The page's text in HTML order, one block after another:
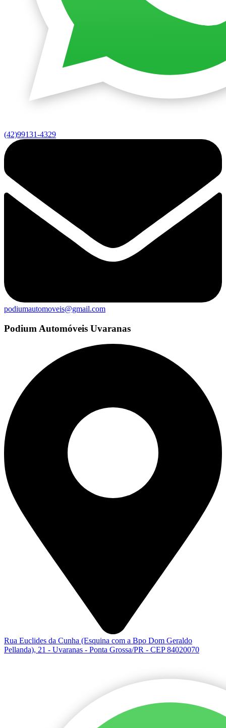
(42)99131-4329
podiumautomoveis@gmail.com
Podium Automóveis Uvaranas
Rua Euclides da Cunha (Esquina com a Bpo Dom Geraldo
Pellanda), 21 - Uvaranas - Ponta Grossa/PR - CEP 84020070